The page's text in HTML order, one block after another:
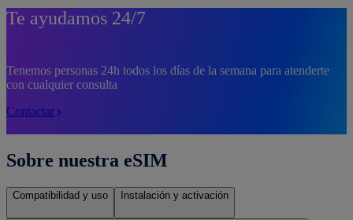
Te ayudamos 24/7
Tenemos personas 24h todos los días de la semana para atenderte
con cualquier consulta
Contactar
Sobre nuestra eSIM
Compatibilidad y uso Instalación y activación